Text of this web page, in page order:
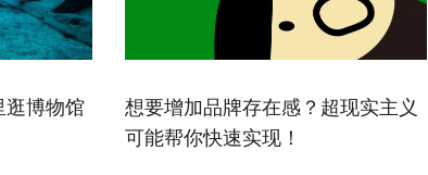
逛博物馆
想要增加品牌存在感？超现实主义
可能帮你快速实现！